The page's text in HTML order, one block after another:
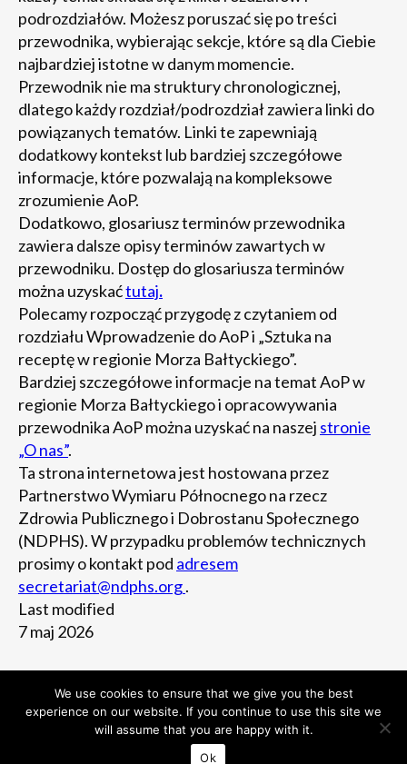
podrozdziałów. Możesz poruszać się po treści
przewodnika, wybierając sekcje, które są dla Ciebie
najbardziej istotne w danym momencie.
Przewodnik nie ma struktury chronologicznej,
dlatego każdy rozdział/podrozdział zawiera linki do
powiązanych tematów. Linki te zapewniają
dodatkowy kontekst lub bardziej szczegółowe
informacje, które pozwalają na kompleksowe
zrozumienie AoP.
Dodatkowo, glosariusz terminów przewodnika
zawiera dalsze opisy terminów zawartych w
przewodniku. Dostęp do glosariusza terminów
można uzyskaćtutaj.
Polecamy rozpocząć przygodę z czytaniem od
rozdziału Wprowadzenie do AoP i „Sztuka na
receptę w regionie Morza Bałtyckiego”.
Bardziej szczegółowe informacje na temat AoP w
regionie Morza Bałtyckiego i opracowywania
przewodnika AoP można uzyskać na naszej stronie
„O nas”.
Ta strona internetowa jest hostowana przez
Partnerstwo Wymiaru Północnego na rzecz
Zdrowia Publicznego i Dobrostanu Społecznego
(NDPHS). W przypadku problemów technicznych
prosimy o kontakt pod adresem
secretariat@ndphs.org.
Last modified
7 maj 2026
We use cookies to ensure that we give you the best
experience on our website. If you continue to use this site we
will assume that you are happy with it.
Ok